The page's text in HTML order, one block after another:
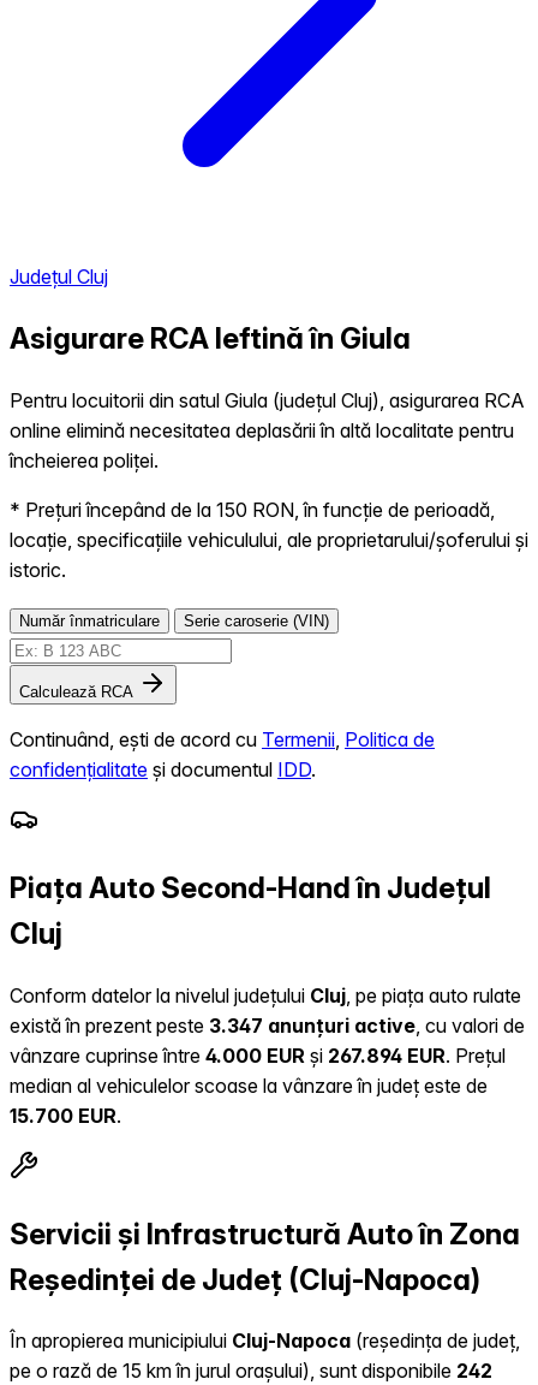
Județul Cluj
Asigurare RCA Ieftină în Giula
Pentru locuitorii din satul Giula (județul Cluj), asigurarea RCA
online elimină necesitatea deplasării în altă localitate pentru
încheierea poliței.
* Prețuri începând de la 150 RON, în funcție de perioadă,
locație, specificațiile vehiculului, ale proprietarului/șoferului și
istoric.
Număr înmatriculare Serie caroserie (VIN)
Calculează RCA
Continuând, ești de acord cu Termenii Politica de
confidențialitate și documentul IDD.
Piața Auto Second-Hand în Județul
Cluj
Conform datelor la nivelul județului Cluj , pe piața auto rulate
există în prezent peste 3.347 anunțuri active , cu valori de
vânzare cuprinse între 4.000 EUR și 267.894 EUR. Prețul
median al vehiculelor scoase la vânzare în județ este de
15.700 EUR.
Servicii și Infrastructură Auto în Zona
Reședinței de Județ (Cluj-Napoca)
În apropierea municipiului Cluj-Napoca (reședința de județ,
pe o rază de 15 km în jurul orașului), sunt disponibile 242